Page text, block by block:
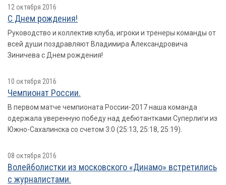
12 октября 2016
С Днем рождения!
Руководство и коллектив клуба, игроки и тренеры команды от
всей души поздравляют Владимира Александровича
Зиничева с Днем рождения!
10 октября 2016
Чемпионат России.
В первом матче чемпионата России-2017 наша команда
одержала уверенную победу над дебютантками Суперлиги из
Южно-Сахалинска со счетом 3:0 (25:13, 25:18, 25:19).
08 октября 2016
Волейболистки из московского «Динамо» встретились
с журналистами.